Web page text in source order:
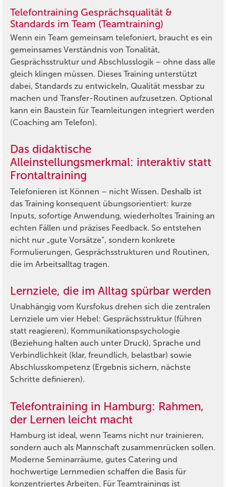
Telefontraining Gesprächsqualität &
Standards im Team (Teamtraining)
Wenn ein Team gemeinsam telefoniert, braucht es ein
gemeinsames Verständnis von Tonalität,
Gesprächsstruktur und Abschlusslogik – ohne dass alle
gleich klingen müssen. Dieses Training unterstützt
dabei, Standards zu entwickeln, Qualität messbar zu
machen und Transfer-Routinen aufzusetzen. Optional
kann ein Baustein für Teamleitungen integriert werden
(Coaching am Telefon).
Das didaktische
Alleinstellungsmerkmal: interaktiv statt
Frontaltraining
Telefonieren ist Können – nicht Wissen. Deshalb ist
das Training konsequent übungsorientiert: kurze
Inputs, sofortige Anwendung, wiederholtes Training an
echten Fällen und präzises Feedback. So entstehen
nicht nur „gute Vorsätze“, sondern konkrete
Formulierungen, Gesprächsstrukturen und Routinen,
die im Arbeitsalltag tragen.
Lernziele, die im Alltag spürbar werden
Unabhängig vom Kursfokus drehen sich die zentralen
Lernziele um vier Hebel: Gesprächsstruktur (führen
statt reagieren), Kommunikationspsychologie
(Beziehung halten auch unter Druck), Sprache und
Verbindlichkeit (klar, freundlich, belastbar) sowie
Abschlusskompetenz (Ergebnis sichern, nächste
Schritte definieren).
Telefontraining in Hamburg: Rahmen,
der Lernen leicht macht
Hamburg ist ideal, wenn Teams nicht nur trainieren,
sondern auch als Mannschaft zusammenrücken sollen.
Moderne Seminarräume, gutes Catering und
hochwertige Lernmedien schaffen die Basis für
konzentriertes Arbeiten. Für Teamtrainings ist